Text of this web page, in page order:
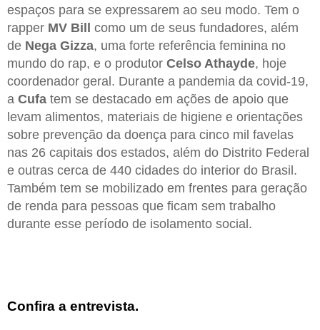
espaços para se expressarem ao seu modo. Tem o
rapper MV Bill como um de seus fundadores, além
de Nega Gizza, uma forte referência feminina no
mundo do rap, e o produtor Celso Athayde, hoje
coordenador geral. Durante a pandemia da covid-19,
a Cufa tem se destacado em ações de apoio que
levam alimentos, materiais de higiene e orientações
sobre prevenção da doença para cinco mil favelas
nas 26 capitais dos estados, além do Distrito Federal
e outras cerca de 440 cidades do interior do Brasil.
Também tem se mobilizado em frentes para geração
de renda para pessoas que ficam sem trabalho
durante esse período de isolamento social.
Confira a entrevista.